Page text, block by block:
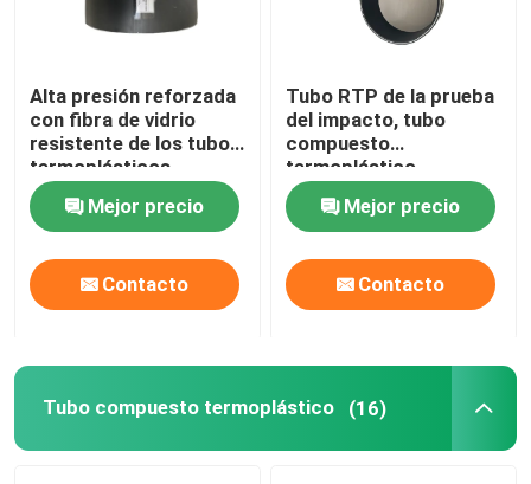
Alta presión reforzada
con fibra de vidrio
resistente de los tubos
termoplásticos
Mejor precio
Contacto
Tubo RTP de la prueba
del impacto, tubo
compuesto
termoplástico
resistente a la alta
abrasiónMejor precio
Contacto
Tubo compuesto termoplástico (16)